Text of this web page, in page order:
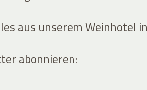
aus unserem Weinhotel in
abonnieren: